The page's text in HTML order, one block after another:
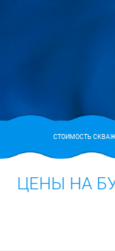
СТОИМОСТЬ
ЦЕНЫ НА